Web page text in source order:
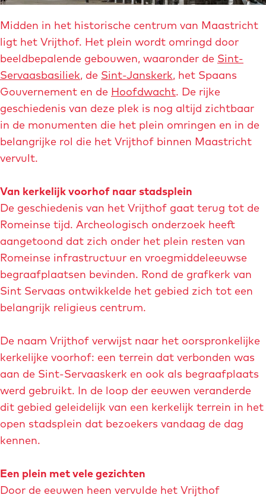
p
m
e
t
v
e
r
g
r
o
e
a
f
b
e
e
l
d
n
g
H
e
t
V
r
j
t
o
c
k
.
i
m
a
g
e
O
p
e
n
p
o
p
u
p
e
t
v
e
r
g
r
o
e
a
f
b
e
e
l
i
n
Midden in het historische centrum van Maastricht
ligt het Vrijthof. Het plein wordt omringd door
beeldbepalende gebouwen, waaronder de Sint-
Servaasbasiliek, de Sint-Janskerk, het Spaans
Gouvernement en de Hoofdwacht. De rijke
geschiedenis van deze plek is nog altijd zichtbaar
in de monumenten die het plein omringen en in de
belangrijke rol die het Vrijthof binnen Maastricht
vervult.
Van kerkelijk voorhof naar stadsplein
De geschiedenis van het Vrijthof gaat terug tot de
Romeinse tijd. Archeologisch onderzoek heeft
aangetoond dat zich onder het plein resten van
Romeinse infrastructuur en vroegmiddeleeuwse
begraafplaatsen bevinden. Rond de grafkerk van
Sint Servaas ontwikkelde het gebied zich tot een
belangrijk religieus centrum.
De naam Vrijthof verwijst naar het oorspronkelijke
kerkelijke voorhof: een terrein dat verbonden was
aan de Sint-Servaaskerk en ook als begraafplaats
werd gebruikt. In de loop der eeuwen veranderde
dit gebied geleidelijk van een kerkelijk terrein in het
open stadsplein dat bezoekers vandaag de dag
kennen.
Een plein met vele gezichten
Door de eeuwen heen vervulde het Vrijthof